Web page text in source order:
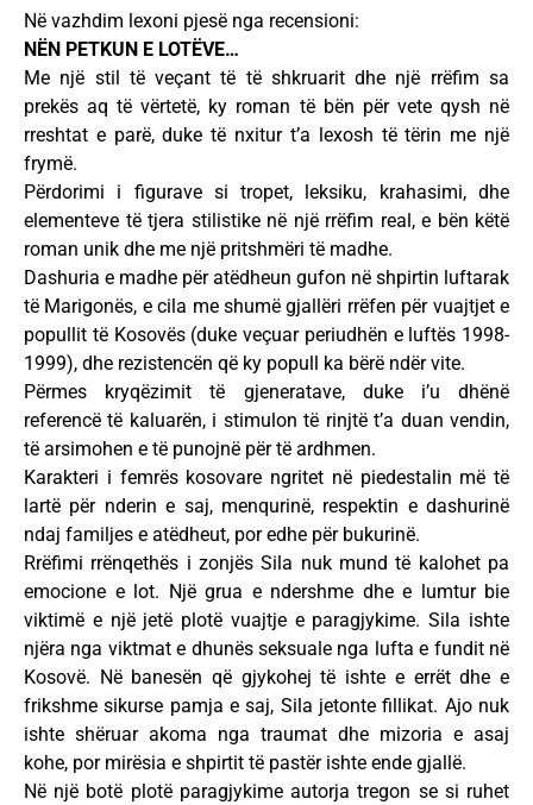
Në vazhdim lexoni pjesë nga recensioni:
NËN PETKUN E LOTËVE…
Me një stil të veçant të të shkruarit dhe një rrëfim sa
prekës aq të vërtetë, ky roman të bën për vete qysh në
rreshtat e parë, duke të nxitur t’a lexosh të tërin me një
frymë.
Përdorimi i figurave si tropet, leksiku, krahasimi, dhe
elementeve të tjera stilistike në një rrëfim real, e bën këtë
roman unik dhe me një pritshmëri të madhe.
Dashuria e madhe për atëdheun gufon në shpirtin luftarak
të Marigonës, e cila me shumë gjallëri rrëfen për vuajtjet e
popullit të Kosovës (duke veçuar periudhën e luftës 1998-
1999), dhe rezistencën që ky popull ka bërë ndër vite.
Përmes kryqëzimit të gjeneratave, duke i’u dhënë
referencë të kaluarën, i stimulon të rinjtë t’a duan vendin,
të arsimohen e të punojnë për të ardhmen.
Karakteri i femrës kosovare ngritet në piedestalin më të
lartë për nderin e saj, menqurinë, respektin e dashurinë
ndaj familjes e atëdheut, por edhe për bukurinë.
Rrëfimi rrënqethës i zonjës Sila nuk mund të kalohet pa
emocione e lot. Një grua e ndershme dhe e lumtur bie
viktimë e një jetë plotë vuajtje e paragjykime. Sila ishte
njëra nga viktmat e dhunës seksuale nga lufta e fundit në
Kosovë. Në banesën që gjykohej të ishte e errët dhe e
frikshme sikurse pamja e saj, Sila jetonte fillikat. Ajo nuk
ishte shëruar akoma nga traumat dhe mizoria e asaj
kohe, por mirësia e shpirtit të pastër ishte ende gjallë.
Në një botë plotë paragjykime autorja tregon se si ruhet